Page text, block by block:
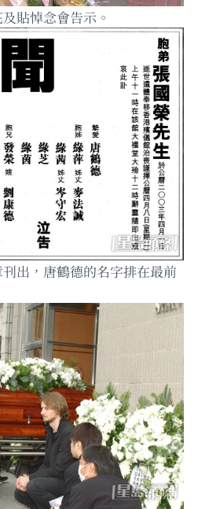
貼悼念會告示。
出，唐鶴德的名字排在最前